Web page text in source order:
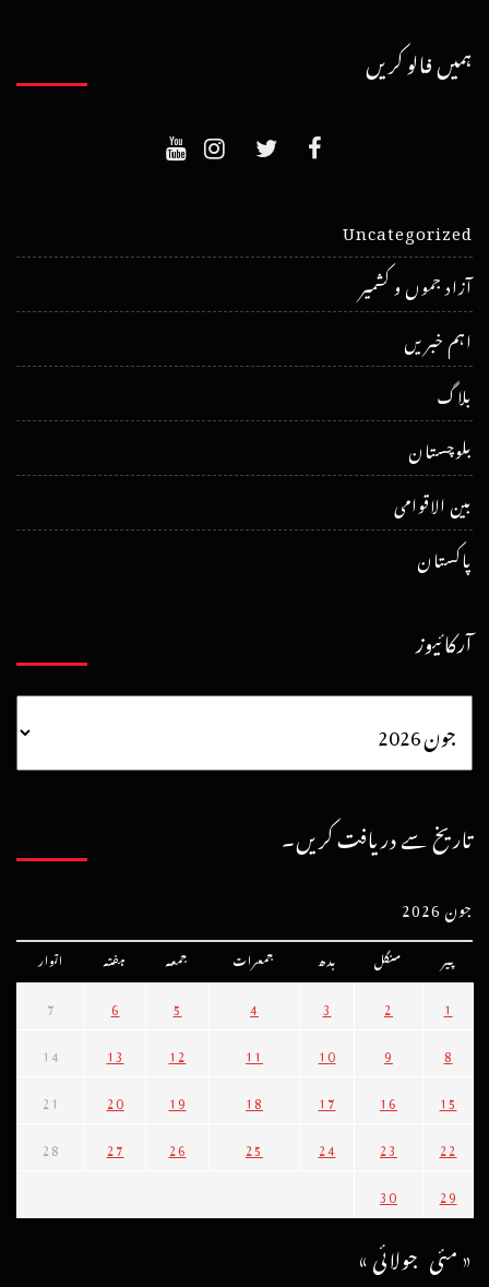
ہمیں فالو کریں
Uncategorized
آزاد جموں و کشمیر
اہم خبریں
بلاگ
بلوچستان
بین الاقوامی
پاکستان
آرکائیوز
تاریخ سے دریافت کریں۔
جون 2026
پیر منگل بدھ جمعرات جمعہ ہفتہ اتوار
1
2
3
4
5
6
7
8
9
10
11
12
13
14
15
16
17
18
19
20
21
22
23
24
25
26
27
28
29
30
« مئی جولائی »